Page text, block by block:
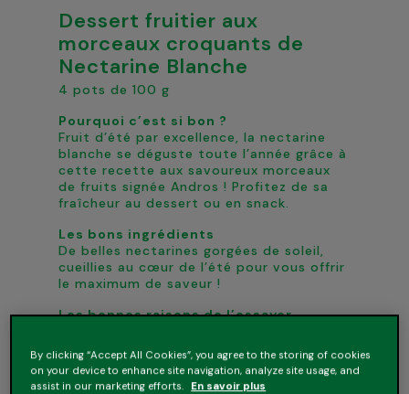
Dessert fruitier aux
morceaux croquants de
Nectarine Blanche
4 pots de 100 g
Pourquoi c’est si bon ?
Fruit d’été par excellence, la nectarine
blanche se déguste toute l’année grâce à
cette recette aux savoureux morceaux
de fruits signée Andros ! Profitez de sa
fraîcheur au dessert ou en snack.
Les bons ingrédients
De belles nectarines gorgées de soleil,
cueillies au cœur de l’été pour vous offrir
le maximum de saveur !
Les bonnes raisons de l’essayer
• Pots individuels pratiques
• De bons fruits d’été à déguster toute
l’année
By clicking “Accept All Cookies”, you agree to the storing of cookies
on your device to enhance site navigation, analyze site usage, and
assist in our marketing efforts. En savoir plus